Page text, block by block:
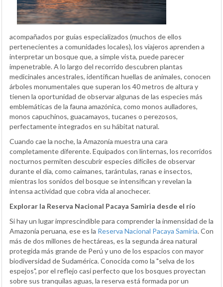
acompañados por guías especializados (muchos de ellos
pertenecientes a comunidades locales), los viajeros aprenden a
interpretar un bosque que, a simple vista, puede parecer
impenetrable. A lo largo del recorrido descubren plantas
medicinales ancestrales, identifican huellas de animales, conocen
árboles monumentales que superan los 40 metros de altura y
tienen la oportunidad de observar algunas de las especies más
emblemáticas de la fauna amazónica, como monos aulladores,
monos capuchinos, guacamayos, tucanes o perezosos,
perfectamente integrados en su hábitat natural.
Cuando cae la noche, la Amazonía muestra una cara
completamente diferente. Equipados con linternas, los recorridos
nocturnos permiten descubrir especies difíciles de observar
durante el día, como caimanes, tarántulas, ranas e insectos,
mientras los sonidos del bosque se intensifican y revelan la
intensa actividad que cobra vida al anochecer.
Explorar la Reserva Nacional Pacaya Samiria desde el río
Si hay un lugar imprescindible para comprender la inmensidad de la
Amazonía peruana, ese es la Reserva Nacional Pacaya Samiria. Con
más de dos millones de hectáreas, es la segunda área natural
protegida más grande de Perú y uno de los espacios con mayor
biodiversidad de Sudamérica. Conocida como la "selva de los
espejos", por el reflejo casi perfecto que los bosques proyectan
sobre sus tranquilas aguas, la reserva está formada por un